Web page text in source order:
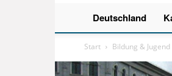
Deutschland
Start Bildung & Jugend